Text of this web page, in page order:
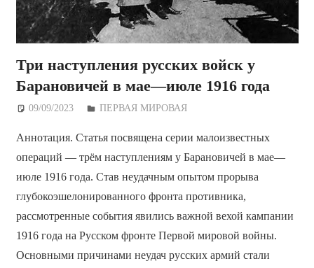
Три наступления русских войск у
Барановичей в мае—июле 1916 года
09/09/2023 Дежурный по Редакции
ПЕРВАЯ МИРОВАЯ
Аннотация. Статья посвящена серии малоизвестных
операций — трём наступлениям у Барановичей в мае—
июле 1916 года. Став неудачным опытом прорыва
глубокоэшелонированного фронта противника,
рассмотренные события явились важной вехой кампании
1916 года на Русском фронте Первой мировой войны.
Основными причинами неудач русских армий стали